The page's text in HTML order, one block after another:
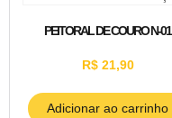
PEITORAL DE COURO N-01
R$21,90
Adicionar ao carrinho